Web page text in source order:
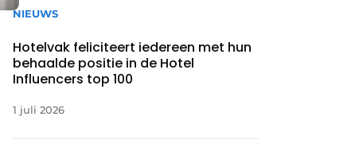
NIEUWS
Hotelvak feliciteert iedereen met hun
behaalde positie in de Hotel
Influencers top 100
1 juli 2026